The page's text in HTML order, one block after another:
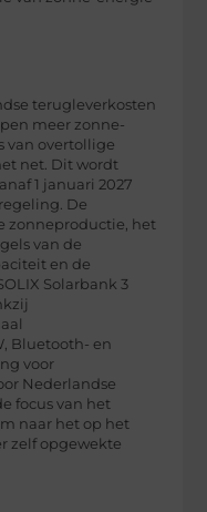
terugleverkosten
meer zonne-
van overtollige
net. Dit wordt
1 januari 2027
De
zonneproductie, het
van de
en de
Solarbank 3
Bluetooth- en
voor
Nederlandse
focus van het
naar het op het
zelf opgewekte